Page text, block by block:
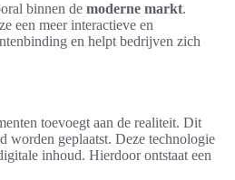
binnen de moderne markt.
een meer interactieve en
en helpt bedrijven zich
toevoegt aan de realiteit. Dit
worden geplaatst. Deze technologie
inhoud. Hierdoor ontstaat een